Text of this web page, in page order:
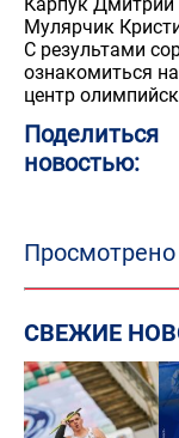
Мулярчик
С результами
ознакомиться
центр
Поделиться
новостью:
Просмотрено
СВЕЖИЕ